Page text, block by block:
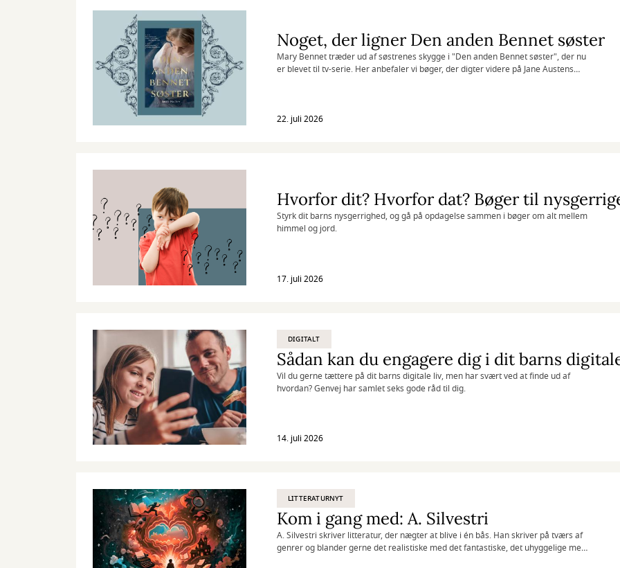
Noget, der ligner Den anden Bennet søster
Mary Bennet træder ud af søstrenes skygge i "Den anden Bennet søster", der nu
er blevet til tv-serie. Her anbefaler vi bøger, der digter videre på Jane Austens
22. juli 2026
Hvorfor dit? Hvorfor dat? Bøger til
Styrk dit barns nysgerrighed, og gå på opdagelse sammen i bøger om alt mellem
himmel og jord.
17. juli 2026
DIGITALT
Sådan kan du engagere dig i dit barns
Vil du gerne tættere på dit barns digitale liv, men har svært ved at finde ud af
hvordan? Genvej har samlet seks gode råd til dig.
14. juli 2026
LITTERATURNYT
Kom i gang med: A. Silvestri
A. Silvestri skriver litteratur, der nægter at blive i én bås. Han skriver på tværs af
genrer og blander gerne det realistiske med det fantastiske, det uhyggelige med